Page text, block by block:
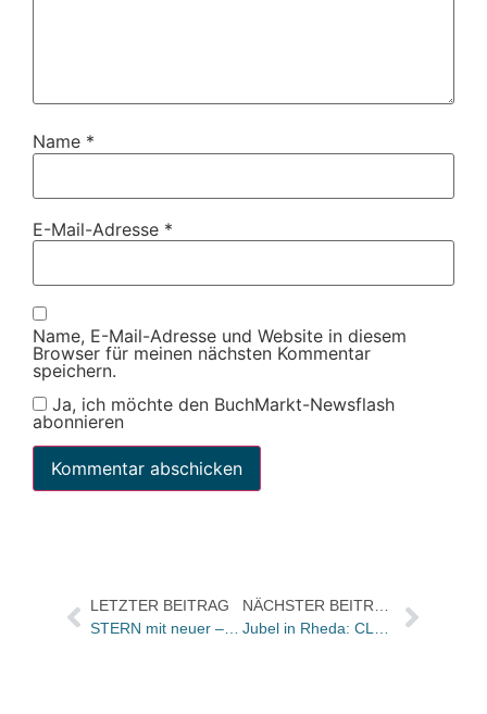
Name *
E-Mail-Adresse *
Name, E-Mail-Adresse und Website in diesem
Browser für meinen nächsten Kommentar
speichern.
Ja, ich möchte den BuchMarkt-Newsflash
abonnieren
LETZTER BEITRAG
STERN mit neuer – echter – Bestsellerliste